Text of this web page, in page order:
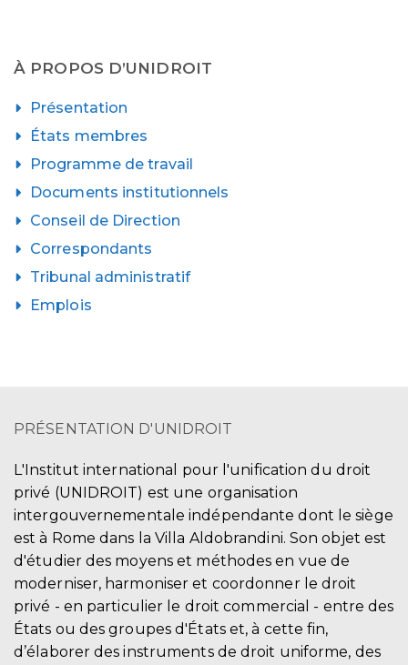
À PROPOS D’UNIDROIT
Présentation
États membres
Programme de travail
Documents institutionnels
Conseil de Direction
Correspondants
Tribunal administratif
Emplois
PRÉSENTATION D'UNIDROIT
L'Institut international pour l'unification du droit
privé (UNIDROIT) est une organisation
intergouvernementale indépendante dont le siège
est à Rome dans la Villa Aldobrandini. Son objet est
d'étudier des moyens et méthodes en vue de
moderniser, harmoniser et coordonner le droit
privé - en particulier le droit commercial - entre des
États ou des groupes d'États et, à cette fin,
d’élaborer des instruments de droit uniforme, des